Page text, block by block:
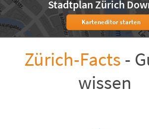
Stadtplan Zürich
Karteneditor starten
Zürich-Facts -
wissen